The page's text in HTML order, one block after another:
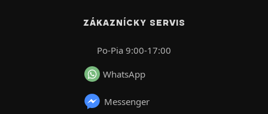
ZÁKAZNÍCKY SERVIS
Po-Pia 9:00-17:00
WhatsApp
Messenger